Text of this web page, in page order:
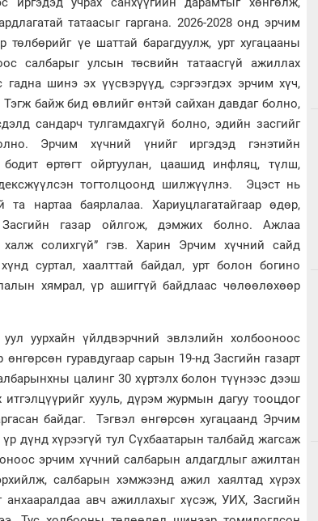
татаасыг гаргана. 2026-2028 онд эрчим
үе шаттай барагдуулж, урт хугацааны
салбарыг улсын төсвийн татаасгүй ажиллах
гадна шинэ эх үүсвэрүүд, сэргээгдэх эрчим хүч,
байж бид өвлийг өнтэй сайхан давдаг болно,
сандарч тулгамдахгүй болно, эдийн засгийг
Эрчим хүчний үнийг иргэдэд гэнэтийн
өртөгт ойртуулан, цаашид инфляц, түлш,
тогтолцоонд шилжүүлнэ. Эцэст нь
нартаа баярлалаа. Хариуцлагатайгаар өдөр,
газар ойлгож, дэмжих болно. Ажлаа
халж солихгүй” гэв. Харин Эрчим хүчний сайд
суртал, хаалттай байдал, урт болон богино
хямрал, үр ашиггүй байдлаас чөлөөлөхөөр
уурхайн үйлдвэрчний эвлэлийн холбооноос
гуравдугаар сарын 19-нд Засгийн газарт
цалинг 30 хүртэлх болон түүнээс дээш
хууль, дүрэм журмын дагуу тооцдог
байдаг. Тэгвэл өнгөрсөн хугацаанд Эрчим
дүнд хүрээгүй тул Сүхбаатарын талбайд жагсаж
эрчим хүчний салбарын алдагдлыг ажилтан
салбарын хэмжээнд ажил хаялтад хүрэх
анхааралдаа авч ажиллахыг хүсэж, УИХ, Засгийн